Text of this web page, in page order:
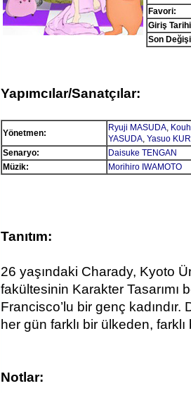
Favori:
Giriş
Son
Yapımcılar/Sanatçılar:
Yönetmen:
Ryuji MASUDA,
YASUDA, Yasuo
Senaryo:
Daisuke TENGAN
Müzik:
Morihiro IWAMOTO
Tanıtım:
26 yaşındaki Charady, Kyoto
fakültesinin Karakter
Francisco’lu bir genç
her gün farklı bir ülkeden,
Notlar: